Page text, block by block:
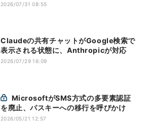
2026/07/31 08:55
Claudeの共有チャットがGoogle検索で
表示される状態に、Anthropicが対応
2026/07/29 16:09
を廃止、パスキーへの移行を呼びかけ
2026/05/21 12:57